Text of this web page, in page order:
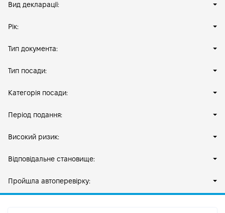
Вид декларації:
Рік:
Тип документа:
Тип посади:
Категорія посади:
Період подання:
Високий ризик:
Відповідальне становище:
Пройшла автоперевірку: